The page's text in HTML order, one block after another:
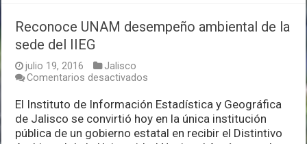
Reconoce UNAM desempeño ambiental de la
sede del IIEG
julio 19, 2016
Jalisco
Comentarios desactivados
UNAM
desempeño
ambiental
de
El Instituto de Información Estadística y Geográfica
de Jalisco se convirtió hoy en la única institución
pública de un gobierno estatal en recibir el Distintivo